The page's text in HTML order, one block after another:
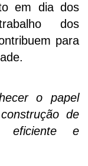
em dia dos
dos
para
o papel
de
eficiente e